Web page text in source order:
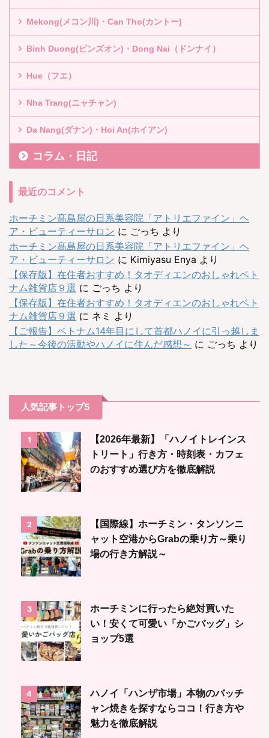
Mekong(メコン川)・Can Tho(カントー)
Binh Duong(ビンズオン)・Dong Nai（ドンナイ）
Hue（フエ）
Nha Trang(ニャチャン)
Da Nang(ダナン)・Hoi An(ホイアン)
コラム・日記
最近のコメント
ホーチミン髙島屋の日系美容院「アトリエファイン」ヘ
ア・ビューティーサロン に ごっち より
ホーチミン髙島屋の日系美容院「アトリエファイン」ヘ
ア・ビューティーサロン に Kimiyasu Enya より
【保存版】在住者おすすめ！タオディエンのおしゃれベト
ナム雑貨店９選 に ごっち より
【保存版】在住者おすすめ！タオディエンのおしゃれベト
ナム雑貨店９選 に ネミ より
【ご報告】ベトナム14年目にして首都ハノイに引っ越しま
した～今後の活動やハノイに住んだ感想～ に ごっち より
人気記事トップ5
1
【2026年最新】「ハノイトレインス
トリート」行き方・時刻表・カフェ
のおすすめ選び方を徹底解説
2
【国際線】ホーチミン・タンソンニ
ャット空港からGrabの乗り方～乗り
場の行き方解説～
3
ホーチミンに行ったら絶対買いた
い！安くて可愛い「かごバッグ」シ
ョップ5選
4
ハノイ「ハンザ市場」本物のバッチ
ャン焼きを探すならココ！行き方や
魅力を徹底解説